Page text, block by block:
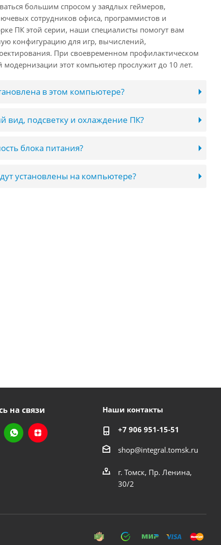
большим спросом у заядлых геймеров,
сотрудников офиса, программистов и
ПК этой серии, наши специалисты помогут вам
конфигурацию для игр, вычислений,
При своевременном профилактическом
этот компьютер прослужит до 10 лет.
в этом компьютере?
вид, подсветку и охлаждение ПК?
блока питания?
установлены на компьютере?
на связи Наши контакты
+7 906 951-15-51
shop@integral.tomsk.ru
г. Томск, Пр. Ленина,
30/2